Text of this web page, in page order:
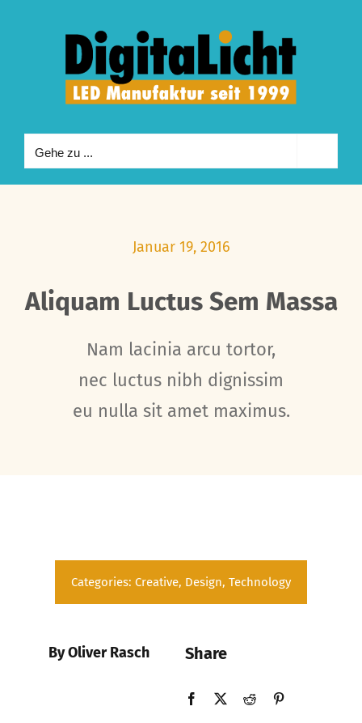
Gehe zu ...
Januar 19, 2016
Aliquam Luctus Sem Massa
Nam lacinia arcu tortor,
nec luctus nibh dignissim
eu nulla sit amet maximus.
Categories: Creative, Design, Technology
By Oliver Rasch Share